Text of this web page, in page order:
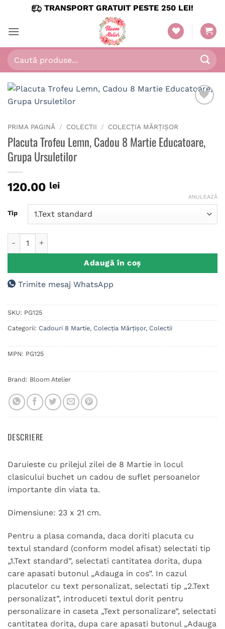
content
TRANSPORT GRATUIT PESTE 250 LEI!
Caută
după:
PRIMA PAGINĂ / COLECTII / COLECȚIA MĂRȚIȘOR
Placuta Trofeu Lemn, Cadou 8 Martie Educatoare,
Grupa Ursuletilor
120.00 lei
Tip
ANULEAZĂ
Adaugă în coș
Trimite mesaj WhatsApp
SKU: PG125
Categorii: Cadouri 8 Martie, Colecția Mărțișor, Colectii
MPN: PG125
Brand: Bloom Atelier
DESCRIERE
Daruieste cu prilejul zilei de 8 Martie in locul
clasicului buchet un cadou de suflet persoanelor
importante din viata ta.
Dimensiune: 23 x 21 cm.
Pentru a plasa comanda, daca doriti placuta cu
textul standard (conform model afisat) selectati tip
„1.Text standard”, selectati cantitatea dorita, dupa
care apasati butonul „Adauga in cos”. In cazul
placutelor cu text personalizat, selectati tip „2.Text
personalizat”, introduceti textul dorit pentru
personalizare in caseta „Text personalizare”, selectati
cantitatea dorita, dupa care apasati butonul „Adauga